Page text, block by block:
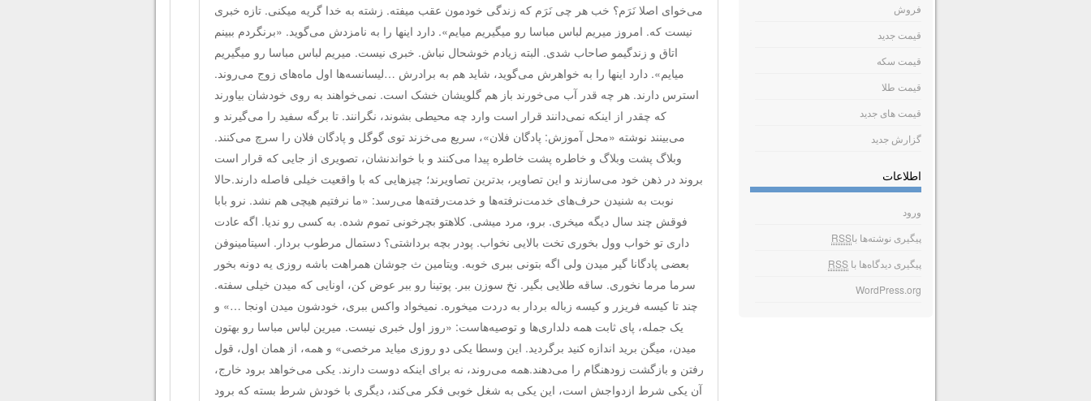
می‌خوای اصلا نَرَم؟ خب هر چی نَرَم که زندگی خودمون عقب میفته. زشته به خدا گریه میکنی. تازه خبری
نیست که. امروز میریم لباس مباسا رو میگیریم میایم». دارد اینها را به نامزدش می‌گوید. «برنگردم ببینم
اتاق و زندگیمو صاحاب شدی. البته زیادم خوشحال نباش. خبری نیست. میریم لباس مباسا رو میگیریم
میایم». دارد اینها را به خواهرش می‌گوید، شاید هم به برادرش …لیسانسه‌ها اول ماه‌های زوج می‌روند.
استرس دارند. هر چه قدر آب می‌خورند باز هم گلویشان خشک است. نمی‌خواهند به روی خودشان بیاورند
که چقدر از اینکه نمی‌دانند قرار است وارد چه محیطی بشوند، نگرانند. تا برگه سفید را می‌گیرند و
می‌بینند نوشته «محل آموزش: پادگان فلان»، سریع می‌خزند توی گوگل و پادگان فلان را سرچ می‌کنند.
وبلاگ پشت وبلاگ و خاطره پشت خاطره پیدا می‌کنند و با خواندنشان، تصویری از جایی که قرار است
بروند در ذهن خود می‌سازند و این تصاویر، بدترین تصاویرند؛ چیزهایی که با واقعیت خیلی فاصله دارند.حالا
نوبت به شنیدن حرف‌های خدمت‌نرفته‌ها و خدمت‌رفته‌ها می‌رسد: «ما نرفتیم هیچی هم نشد. نرو بابا
فوقش چند سال دیگه میخری. برو، مرد میشی. کلاهتو بچرخونی تموم شده. به کسی رو ندیا. اگه عادت
داری تو خواب وول بخوری تخت بالایی نخواب. پودر بچه برداشتی؟ دستمال مرطوب بردار. اسیتامینوفن
بعضی پادگانا گیر میدن ولی اگه بتونی ببری خوبه. ویتامین ث جوشان همراهت باشه روزی یه دونه بخور
سرما مرما نخوری. ساقه طلایی بگیر. نخ سوزن ببر. پوتینا رو ببر عوض کن، اونایی که میدن خیلی سفته.
چند تا کیسه فریزر و کیسه زباله بردار به دردت میخوره. نمیخواد واکس ببری، خودشون میدن اونجا …» و
یک جمله، پای ثابت همه دلداری‌ها و توصیه‌هاست: «روز اول خبری نیست. میرین لباس مباسا رو بهتون
میدن، میگن برید اندازه کنید برگردید. این وسطا یکی دو روزی میاید مرخصی» و همه، از همان اول، قول
رفتن و بازگشت زودهنگام را می‌دهند.همه می‌روند، نه برای اینکه دوست دارند. یکی می‌خواهد برود خارج،
آن یکی شرط ازدواجش است، این یکی به شغل خوبی فکر می‌کند، دیگری با خودش شرط بسته که برود
فروش
قیمت جدید
قیمت سکه
قیمت طلا
قیمت های جدید
گزارش جدید
اطلاعات
ورود
پیگیری نوشته‌ها باRSS
پیگیری دیدگاه‌ها با RSS
WordPress.org